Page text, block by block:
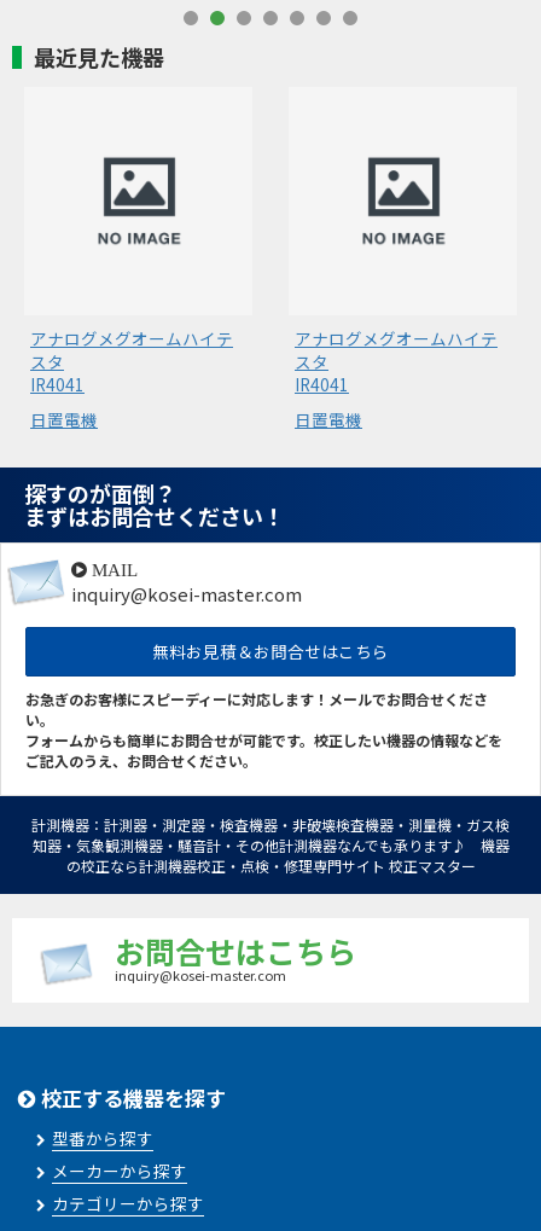
最近見た機器
アナログメグオームハイテ
スタ
IR4041
日置電機
アナログメグオームハイテ
スタ
IR4041
日置電機
探すのが面倒？
まずはお問合せください！
MAIL
inquiry@kosei-master.com
無料お見積＆お問合せはこちら
お急ぎのお客様にスピーディーに対応します！メールでお問合せくださ
い。
フォームからも簡単にお問合せが可能です。校正したい機器の情報などを
ご記入のうえ、お問合せください。
計測機器：計測器・測定器・検査機器・非破壊検査機器・測量機・ガス検
知器・気象観測機器・騒音計・その他計測機器なんでも承ります♪ 機器
の校正なら計測機器校正・点検・修理専門サイト 校正マスター
お問合せはこちら
inquiry@kosei-master.com
校正する機器を探す
型番から探す
メーカーから探す
カテゴリーから探す